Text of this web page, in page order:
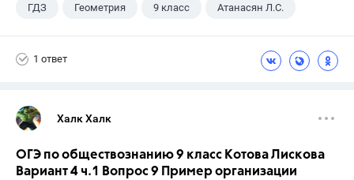
ГДЗ Геометрия 9 класс Атанасян Л.С.
1 ответ
Халк Халк
ОГЭ по обществознанию 9 класс Котова Лискова
Вариант 4 ч.1 Вопрос 9 Пример организации